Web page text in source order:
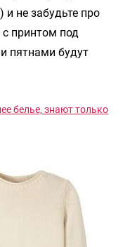
и не забудьте про
с принтом под
пятнами будут
белье, знают только